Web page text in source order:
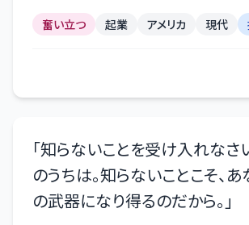
奮い立つ 起業 アメリカ 現代
「知らないことを受け入れなさ
のうちは。知らないことこそ、
の武器になり得るのだから。 」